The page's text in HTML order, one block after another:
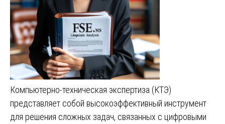
Компьютерно-техническая экспертиза (КТЭ)
представляет собой высокоэффективный инструмент
для решения сложных задач, связанных с цифровыми